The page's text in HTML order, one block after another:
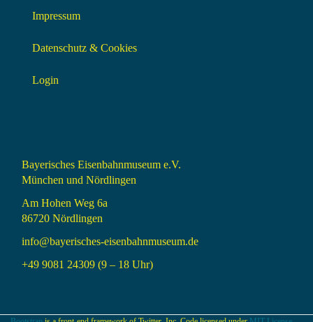
Impressum
Datenschutz & Cookies
Login
Bayerisches Eisenbahnmuseum e.V.
München und Nördlingen
Am Hohen Weg 6a
86720 Nördlingen
info@bayerisches-eisenbahnmuseum.de
+49 9081 24309 (9 – 18 Uhr)